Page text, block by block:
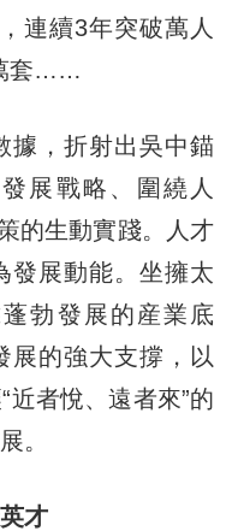
連續3年突破萬人
套……
，折射出吳中錨
展戰略、圍繞人
的生動實踐。人才
發展動能。坐擁太
勃發展的産業底
展的強大支撐，以
近者悅、遠者來”的
。
才